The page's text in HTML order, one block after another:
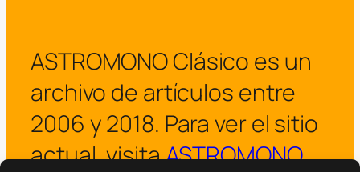
ASTROMONO Clásico es un
archivo de artículos entre
2006 y 2018. Para ver el sitio
actual, visitaASTROMONO.